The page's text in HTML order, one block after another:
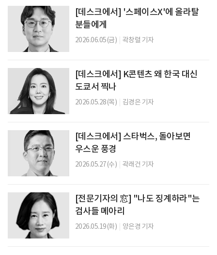
[데스크에서] '스페이스X'에 올라탈
분들에게
2026.06.05(금) 곽창렬 기자
[데스크에서] K콘텐츠 왜 한국 대신
도쿄서 찍나
2026.05.28(목) 김경은 기자
[데스크에서] 스타벅스, 돌아보면
우스운 풍경
2026.05.27(수) 곽래건 기자
[전문기자의 窓] "나도 징계하라"는
검사들 메아리
2026.05.19(화) 양은경 기자